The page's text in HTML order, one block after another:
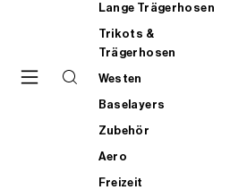
Lange Trägerhosen
Trikots &
Trägerhosen
Westen
Baselayers
Zubehör
Aero
Freizeit